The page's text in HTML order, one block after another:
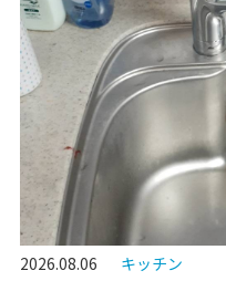
2026.08.06 キッチン